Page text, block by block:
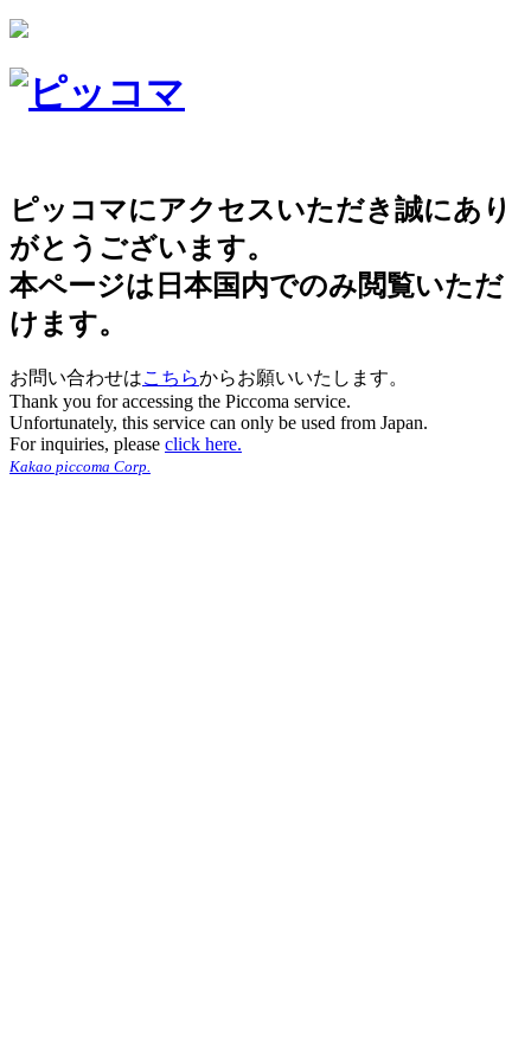
ピッコマにアクセスいただき誠にあり
がとうございます。
本ページは日本国内でのみ閲覧いただ
けます。
お問い合わせはこちらからお願いいたします。
Thank you for accessing the Piccoma service.
Unfortunately, this service can only be used from Japan.
For inquiries, please click here.
Kakao piccoma Corp.